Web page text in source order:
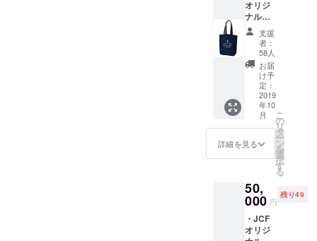
い。掲
載を希
望しな
い場合
は記入
の必要
ありま
ん。）
※寄付金
控除用
の領収
書を発
オリジ
ナルピ
ンズ ・
JCFオ
リジナ
ルの
トート
バッグ
・サン
クスレ
ター ・
JCF
ホーム
ページ
への氏
（必ず
掲載希
望のお
名前を
備考欄
支援
者：
58人
お届
け予
定：
2019
年10
月
詳細を見る
こ
の
リ
タ
ー
ン
を
選
択
す
る
50,
000 円
残り49
・JCF
オリジ